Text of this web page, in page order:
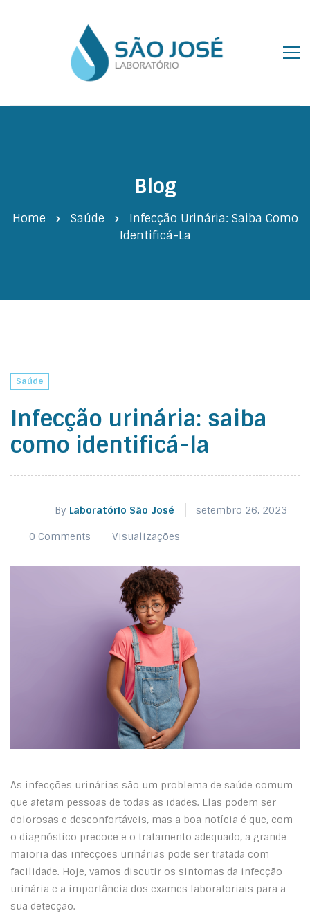
Blog
Home Saúde
Infecção Urinária: Saiba Como
Identificá-La
Saúde
Infecção urinária: saiba
como identificá-la
By Laboratório São José setembro 26, 2023
0 Comments Visualizações
As infecções urinárias são um problema de saúde comum
que afetam pessoas de todas as idades. Elas podem ser
dolorosas e desconfortáveis, mas a boa notícia é que, com
o diagnóstico precoce e o tratamento adequado, a grande
maioria das infecções urinárias pode ser tratada com
facilidade. Hoje, vamos discutir os sintomas da infecção
urinária e a importância dos exames laboratoriais para a
sua detecção.